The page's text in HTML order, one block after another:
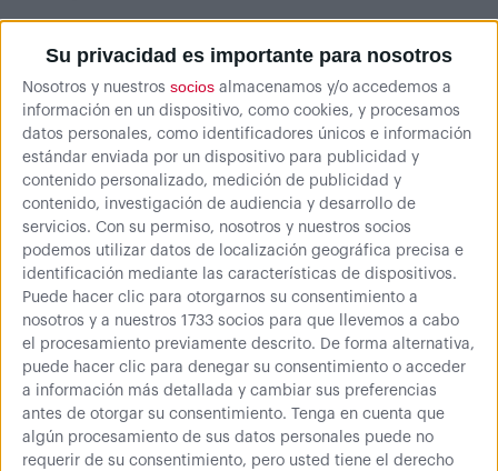
Su privacidad es importante para nosotros
Nosotros y nuestros socios almacenamos y/o accedemos a
información en un dispositivo, como cookies, y procesamos
datos personales, como identificadores únicos e información
estándar enviada por un dispositivo para publicidad y
contenido personalizado, medición de publicidad y
contenido, investigación de audiencia y desarrollo de
servicios. Con su permiso, nosotros y nuestros socios
podemos utilizar datos de localización geográfica precisa e
identificación mediante las características de dispositivos.
Puede hacer clic para otorgarnos su consentimiento a
nosotros y a nuestros 1733 socios para que llevemos a cabo
el procesamiento previamente descrito. De forma alternativa,
puede hacer clic para denegar su consentimiento o acceder
a información más detallada y cambiar sus preferencias
antes de otorgar su consentimiento.
Tenga en cuenta que
algún procesamiento de sus datos personales puede no
requerir de su consentimiento, pero usted tiene el derecho
Cantidad
335,00 € 284,75 €
Comprar
344,55 € (IVA inc.)
Más información